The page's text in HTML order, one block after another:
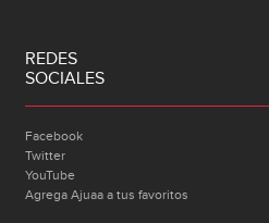
REDES
SOCIALES
Facebook
Twitter
YouTube
Agrega Ajuaa a tus favoritos